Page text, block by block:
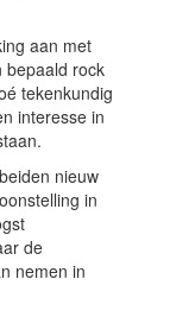
aan met
bepaald rock
tekenkundig
interesse in
nieuw
in
de
nemen in